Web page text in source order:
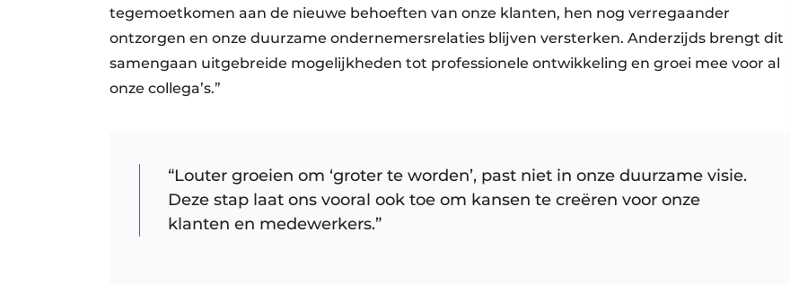
tegemoetkomen aan de nieuwe behoeften van onze klanten, hen nog verregaander
ontzorgen en onze duurzame ondernemersrelaties blijven versterken. Anderzijds brengt dit
samengaan uitgebreide mogelijkheden tot professionele ontwikkeling en groei mee voor al
onze collega’s.”
“Louter groeien om ‘groter te worden’, past niet in onze duurzame visie.
Deze stap laat ons vooral ook toe om kansen te creëren voor onze
klanten en medewerkers.”